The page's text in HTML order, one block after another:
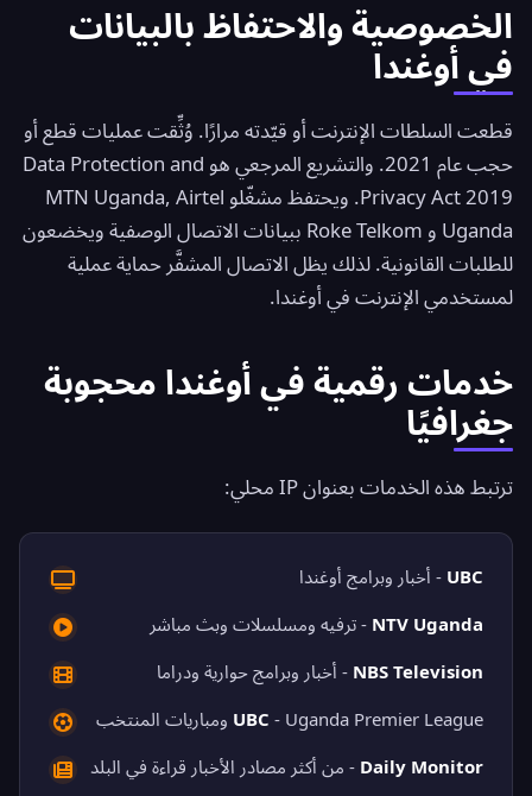
الخصوصية والاحتفاظ بالبيانات
في أوغندا
قطعت السلطات الإنترنت أو قيّدته مرارًا. وُثِّقت عمليات قطع أو
حجب عام 2021. والتشريع المرجعي هو Data Protection and
Privacy Act 2019. ويحتفظ مشغّلو MTN Uganda, Airtel
Uganda و Roke Telkom ببيانات الاتصال الوصفية ويخضعون
للطلبات القانونية. لذلك يظل الاتصال المشفَّر حماية عملية
لمستخدمي الإنترنت في أوغندا.
خدمات رقمية في أوغندا محجوبة
جغرافيًا
ترتبط هذه الخدمات بعنوان IP محلي:
UBC - أخبار وبرامج أوغندا
NTV Uganda - ترفيه ومسلسلات وبث مباشر
NBS Television - أخبار وبرامج حوارية ودراما
UBC - Uganda Premier League ومباريات المنتخب
Daily Monitor - من أكثر مصادر الأخبار قراءة في البلد